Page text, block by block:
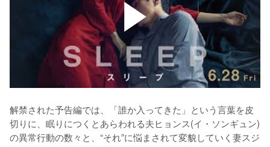
解禁された予告編では、「誰か⼊ってきた」という⾔葉を⽪
切りに、眠りにつくとあらわれる夫ヒョンス(イ・ソンギュン)
の異常⾏動の数々と、“それ”に悩まされて変貌していく妻スジ